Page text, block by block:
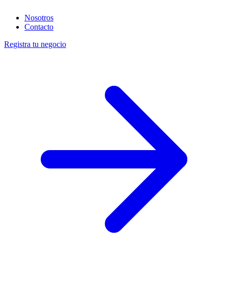
Nosotros
Contacto
Registra tu negocio